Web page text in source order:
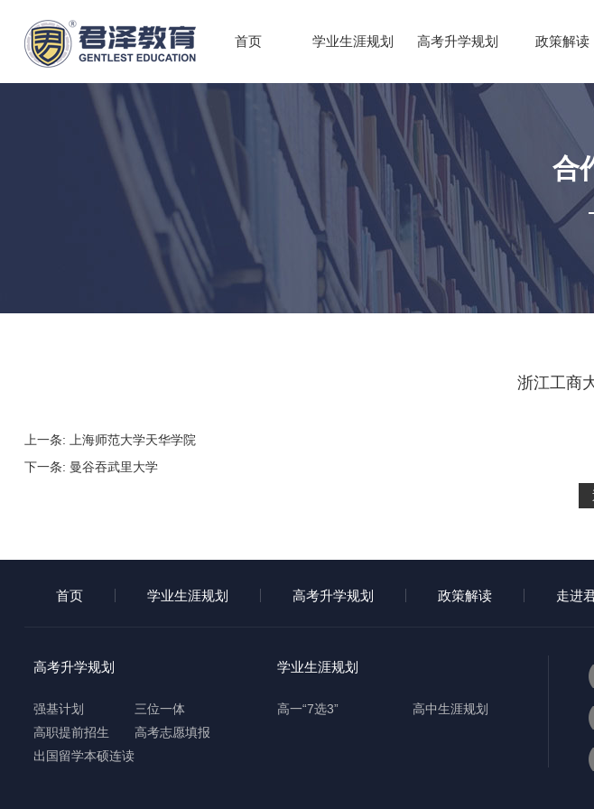
首页 学业生涯规划 高考升学规划 政策解读
合
浙江工商
上一条:
上海师范大学天华学院
下一条: 曼谷吞武里大学
首页 学业生涯规划 高考升学规划 政策解读 走进
高考升学规划
强基计划
三位一体
高职提前招生
高考志愿填报
出国留学本硕连读
学业生涯规划
高一“7选3” 高中生涯规划